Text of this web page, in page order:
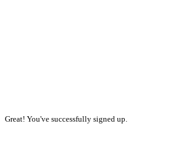
Great! You've successfully signed up.